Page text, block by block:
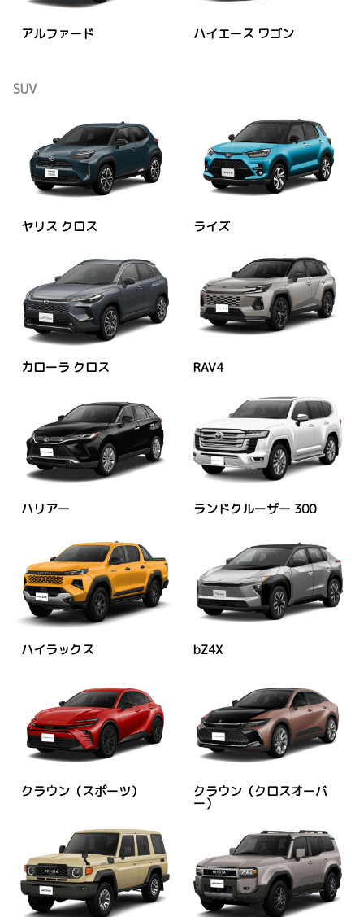
アルファード ハイエース ワゴン
SUV
ヤリス クロス ライズ
カローラ クロス RAV4
ハリアー ランドクルーザー 300
ハイラックス bZ4X
クラウン（スポーツ） クラウン（クロスオーバ
ー）